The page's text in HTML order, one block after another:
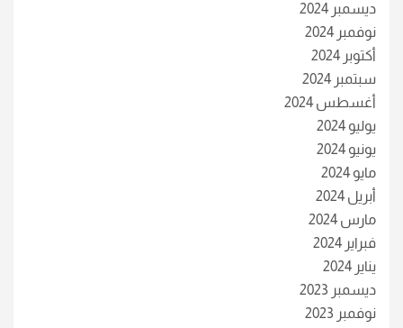
ديسمبر 2024
نوفمبر 2024
أكتوبر 2024
سبتمبر 2024
أغسطس 2024
يوليو 2024
يونيو 2024
مايو 2024
أبريل 2024
مارس 2024
فبراير 2024
يناير 2024
ديسمبر 2023
نوفمبر 2023